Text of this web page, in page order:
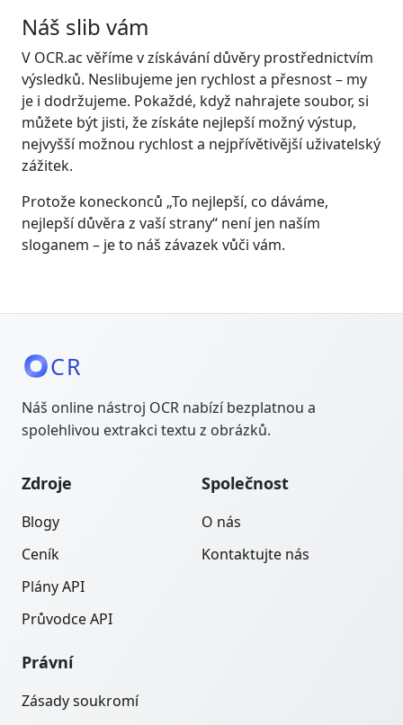
Náš slib vám
V OCR.ac věříme v získávání důvěry prostřednictvím
výsledků. Neslibujeme jen rychlost a přesnost – my
je i dodržujeme. Pokaždé, když nahrajete soubor, si
můžete být jisti, že získáte nejlepší možný výstup,
nejvyšší možnou rychlost a nejpřívětivější uživatelský
zážitek.
Protože koneckonců „To nejlepší, co dáváme,
nejlepší důvěra z vaší strany“ není jen naším
sloganem – je to náš závazek vůči vám.
CR
Náš online nástroj OCR nabízí bezplatnou a
spolehlivou extrakci textu z obrázků.
Zdroje
Blogy
Ceník
Plány API
Průvodce API
Společnost
O nás
Kontaktujte nás
Právní
Zásady soukromí